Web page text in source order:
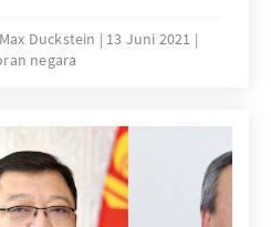
das höchste Staatsamt
Kandidat der
Prozent der
abgeschlagen auf
der für die
Volkspartei (MVP) ins
Duckstein
13 Juni 2021
negara